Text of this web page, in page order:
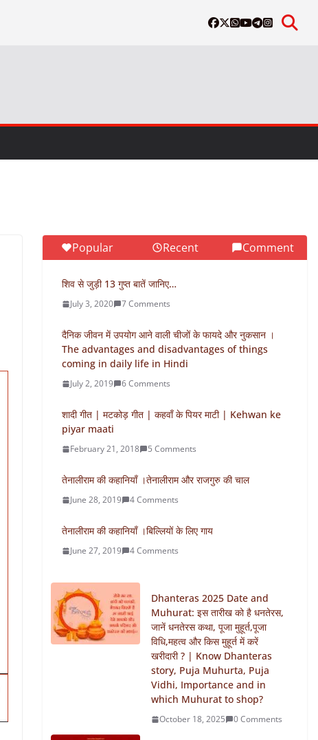
Popular Recent Comment
शिव से जुड़ी 13 गुप्त बातें जानिए…
July 3, 2020 7 Comments
दैनिक जीवन में उपयोग आने वाली चीजों के फायदे और नुकसान ।
The advantages and disadvantages of things
coming in daily life in Hindi
July 2, 2019 6 Comments
शादी गीत | मटकोड़ गीत | कहवाँ के पियर माटी | Kehwan ke
piyar maati
February 21, 2018 5 Comments
तेनालीराम की कहानियाँ ।तेनालीराम और राजगुरु की चाल
June 28, 2019 4 Comments
तेनालीराम की कहानियाँ ।बिल्लियों के लिए गाय
June 27, 2019 4 Comments
Dhanteras 2025 Date and
Muhurat: इस तारीख को है धनतेरस,
जानें धनतेरस कथा, पूजा मुहूर्त,पूजा
विधि,महत्व और किस मुहूर्त में करें
खरीदारी ? | Know Dhanteras
story, Puja Muhurta, Puja
Vidhi, Importance and in
which Muhurat to shop?
October 18, 2025 0 Comments